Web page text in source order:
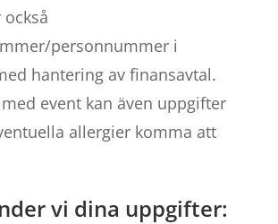
personnummer i
hantering av finansavtal.
event kan även uppgifter
allergier komma att
vi dina uppgifter: